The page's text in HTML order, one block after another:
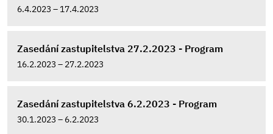
6.4.2023 – 17.4.2023
Zasedání zastupitelstva 27.2.2023 - Program
16.2.2023 – 27.2.2023
Zasedání zastupitelstva 6.2.2023 - Program
30.1.2023 – 6.2.2023